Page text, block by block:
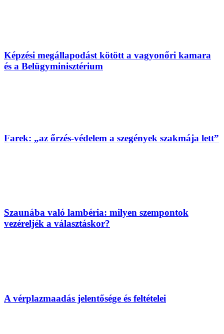
Képzési megállapodást kötött a vagyonőri kamara
és a Belügyminisztérium
Farek: „az őrzés-védelem a szegények szakmája lett”
Szaunába való lambéria: milyen szempontok
vezéreljék a választáskor?
A vérplazmaadás jelentősége és feltételei